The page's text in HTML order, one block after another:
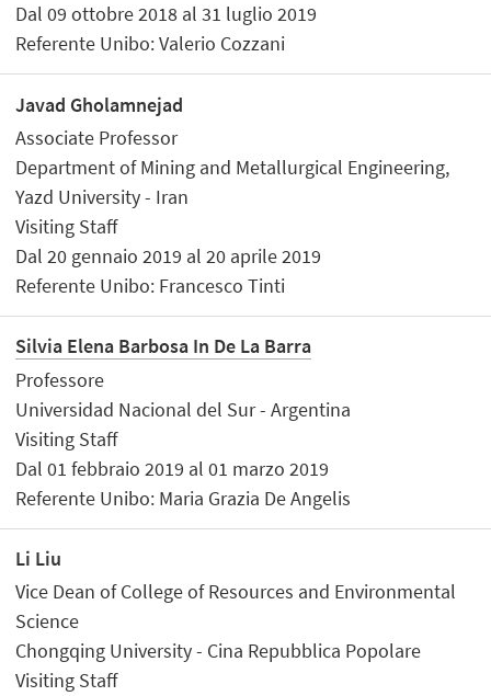
Dal 09 ottobre 2018 al 31 luglio 2019
Referente Unibo: Valerio Cozzani
Javad Gholamnejad
Associate Professor
Department of Mining and Metallurgical Engineering,
Yazd University - Iran
Visiting Staff
Dal 20 gennaio 2019 al 20 aprile 2019
Referente Unibo: Francesco Tinti
Silvia Elena Barbosa In De La Barra
Professore
Universidad Nacional del Sur - Argentina
Visiting Staff
Dal 01 febbraio 2019 al 01 marzo 2019
Referente Unibo: Maria Grazia De Angelis
Li Liu
Vice Dean of College of Resources and Environmental
Science
Chongqing University - Cina Repubblica Popolare
Visiting Staff